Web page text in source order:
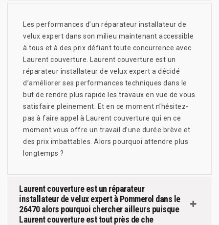
Les performances d’un réparateur installateur de
velux expert dans son milieu maintenant accessible
à tous et à des prix défiant toute concurrence avec
Laurent couverture. Laurent couverture est un
réparateur installateur de velux expert a décidé
d’améliorer ses performances techniques dans le
but de rendre plus rapide les travaux en vue de vous
satisfaire pleinement. Et en ce moment n’hésitez-
pas à faire appel à Laurent couverture qui en ce
moment vous offre un travail d’une durée brève et
des prix imbattables. Alors pourquoi attendre plus
longtemps ?
Laurent couverture est un réparateur
installateur de velux expert à Pommerol dans le
26470 alors pourquoi chercher ailleurs puisque
Laurent couverture est tout près de che